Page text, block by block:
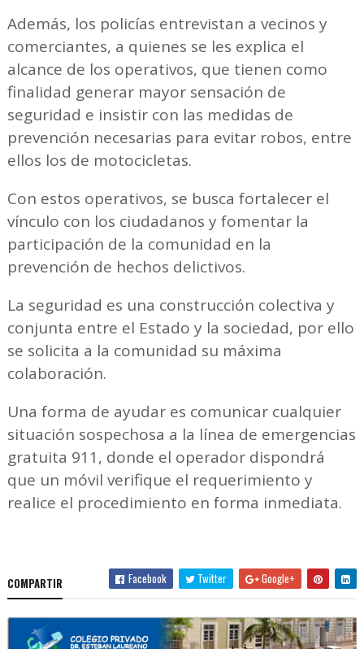
Además, los policías entrevistan a vecinos y
comerciantes, a quienes se les explica el
alcance de los operativos, que tienen como
finalidad generar mayor sensación de
seguridad e insistir con las medidas de
prevención necesarias para evitar robos, entre
ellos los de motocicletas.
Con estos operativos, se busca fortalecer el
vínculo con los ciudadanos y fomentar la
participación de la comunidad en la
prevención de hechos delictivos.
La seguridad es una construcción colectiva y
conjunta entre el Estado y la sociedad, por ello
se solicita a la comunidad su máxima
colaboración.
Una forma de ayudar es comunicar cualquier
situación sospechosa a la línea de emergencias
gratuita 911, donde el operador dispondrá
que un móvil verifique el requerimiento y
realice el procedimiento en forma inmediata.
COMPARTIR Facebook Twitter Google+